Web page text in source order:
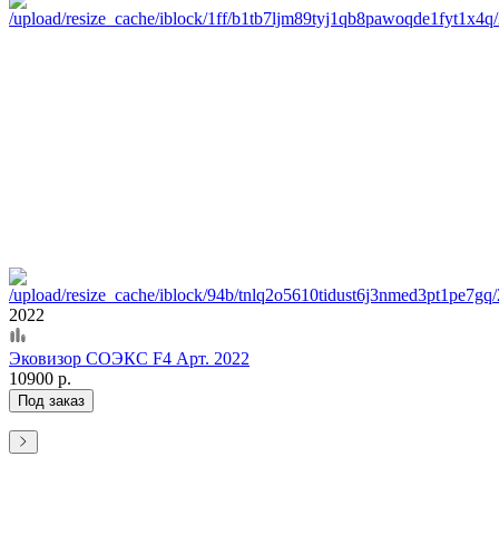
2022
Эковизор СОЭКС F4 Арт. 2022
10900 р.
Под заказ